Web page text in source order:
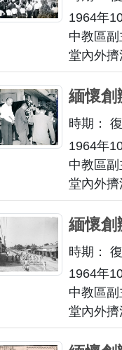
下葬時
終身致
深熱愛
1964年
中教區
堂內外
內滿布
訓堂外，
緬懷創
時期：
1964年
中教區
堂內外
內滿布
的地位。
緬懷創
時期：
1964年
中教區
堂內外
內滿布